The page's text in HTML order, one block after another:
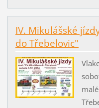
IV. Mikulášské
do Třebelovic"